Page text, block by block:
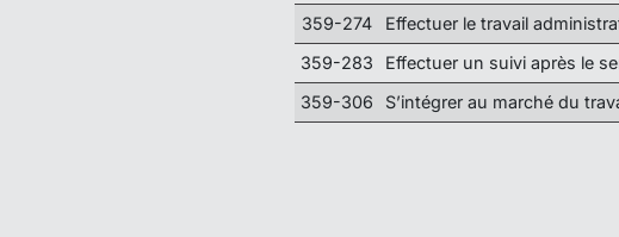
359-274
Effectuer le travail
359-283
Effectuer un suivi après le
359-306
S’intégrer au marché du